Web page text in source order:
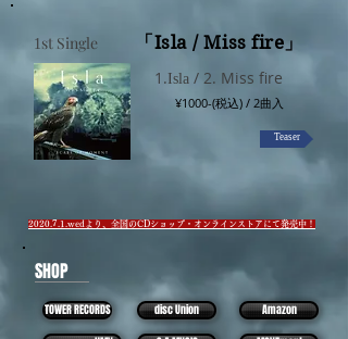
1st Single ​「Isla / Miss fire」
1.Isla / 2. Miss fire
¥1000-(税込) / 2曲入
Teaser
​2020.7.1.wedより、全国のCDショップ・オンラインストアにて発売中！
SHOP
TOWER RECORDS disc Union Amazon